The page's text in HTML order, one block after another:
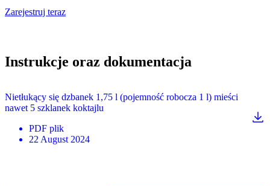
Zarejestruj teraz
Instrukcje oraz dokumentacja
Nietłukący się dzbanek 1,75 l (pojemność robocza 1 l) mieści
nawet 5 szklanek koktajlu
PDF plik
22 August 2024